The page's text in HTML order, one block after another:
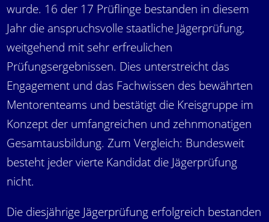
wurde. 16 der 17 Prüflinge bestanden in diesem
Jahr die anspruchsvolle staatliche Jägerprüfung,
weitgehend mit sehr erfreulichen
Prüfungsergebnissen. Dies unterstreicht das
Engagement und das Fachwissen des bewährten
Mentorenteams und bestätigt die Kreisgruppe im
Konzept der umfangreichen und zehnmonatigen
Gesamtausbildung. Zum Vergleich: Bundesweit
besteht jeder vierte Kandidat die Jägerprüfung
nicht.
Die diesjährige Jägerprüfung erfolgreich bestanden